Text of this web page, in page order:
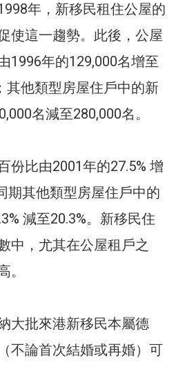
年，新移民租住公屋的
使這一趨勢。此後，公屋
1996年的129,000名增至
其他類型房屋住戶中的新
名減至280,000名。
份比由2001年的27.5% 增
期其他類型房屋住戶中的
減至20.3%。新移民住
中，尤其在公屋租戶之
。
大批來港新移民本屬德
不論首次結婚或再婚）可